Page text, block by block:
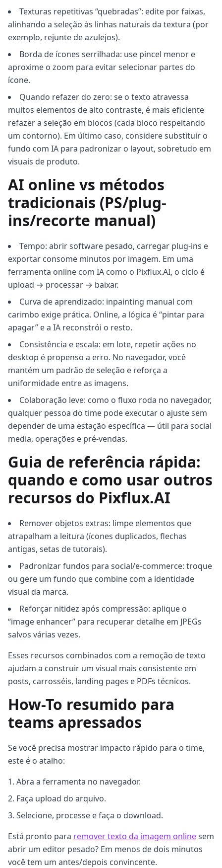
Texturas repetitivas “quebradas”: edite por faixas,
alinhando a seleção às linhas naturais da textura (por
exemplo, rejunte de azulejos).
Borda de ícones serrilhada: use pincel menor e
aproxime o zoom para evitar selecionar partes do
ícone.
Quando refazer do zero: se o texto atravessa
muitos elementos de alto contraste, é mais eficiente
refazer a seleção em blocos (cada bloco respeitando
um contorno). Em último caso, considere substituir o
fundo com IA para padronizar o layout, sobretudo em
visuais de produto.
AI online vs métodos
tradicionais (PS/plug-
ins/recorte manual)
Tempo: abrir software pesado, carregar plug-ins e
exportar consome minutos por imagem. Em uma
ferramenta online com IA como o Pixflux.AI, o ciclo é
upload → processar → baixar.
Curva de aprendizado: inpainting manual com
carimbo exige prática. Online, a lógica é “pintar para
apagar” e a IA reconstrói o resto.
Consistência e escala: em lote, repetir ações no
desktop é propenso a erro. No navegador, você
mantém um padrão de seleção e reforça a
uniformidade entre as imagens.
Colaboração leve: como o fluxo roda no navegador,
qualquer pessoa do time pode executar o ajuste sem
depender de uma estação específica — útil para social
media, operações e pré-vendas.
Guia de referência rápida:
quando e como usar outros
recursos do Pixflux.AI
Remover objetos extras: limpe elementos que
atrapalham a leitura (ícones duplicados, flechas
antigas, setas de tutorais).
Padronizar fundos para social/e-commerce: troque
ou gere um fundo que combine com a identidade
visual da marca.
Reforçar nitidez após compressão: aplique o
“image enhancer” para recuperar detalhe em JPEGs
salvos várias vezes.
Esses recursos combinados com a remoção de texto
ajudam a construir um visual mais consistente em
posts, carrosséis, landing pages e PDFs técnicos.
How-To resumido para
teams apressados
Se você precisa mostrar impacto rápido para o time,
este é o atalho:
Abra a ferramenta no navegador.
Faça upload do arquivo.
Selecione, processe e faça o download.
Está pronto para remover texto da imagem onlinesem
abrir um editor pesado? Em menos de dois minutos
você tem um antes/depois convincente.